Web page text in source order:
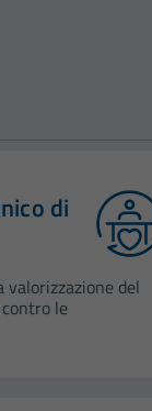
di
del
le